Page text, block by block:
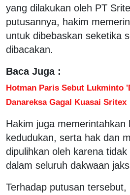
yang dilakukan oleh PT
putusannya, hakim
untuk dibebaskan seketika
dibacakan.
Baca Juga :
Hotman Paris Sebut Lukminto
Danareksa Gagal Kuasai Sritex
Hakim juga memerintahkan
kedudukan, serta hak dan
dipulihkan oleh karena
dalam seluruh dakwaan
Terhadap putusan tersebut,